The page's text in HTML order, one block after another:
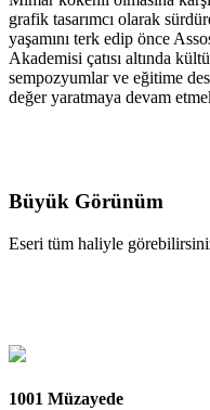
grafik tasarımcı olarak
yaşamını terk edip önce
Akademisi çatısı altında
sempozyumlar ve eğitime
değer yaratmaya devam
Büyük Görünüm
Eseri tüm haliyle
1001 Müzayede